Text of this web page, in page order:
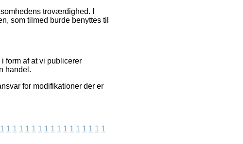
troværdighed. I
som tilmed burde benyttes til
form af at vi publicerer
handel.
for modifikationer der er
1 1 1 1 1 1 1 1 1 1 1 1 1 1 1 1 1